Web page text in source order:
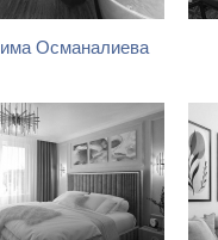
Османалиева